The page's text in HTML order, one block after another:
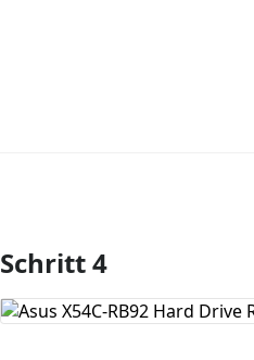
Kommentar hinzufügen
Schritt 4